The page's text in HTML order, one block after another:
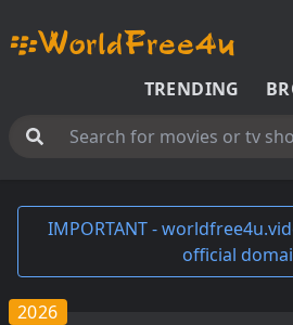
TRENDING
IMPORTANT -
official
2026